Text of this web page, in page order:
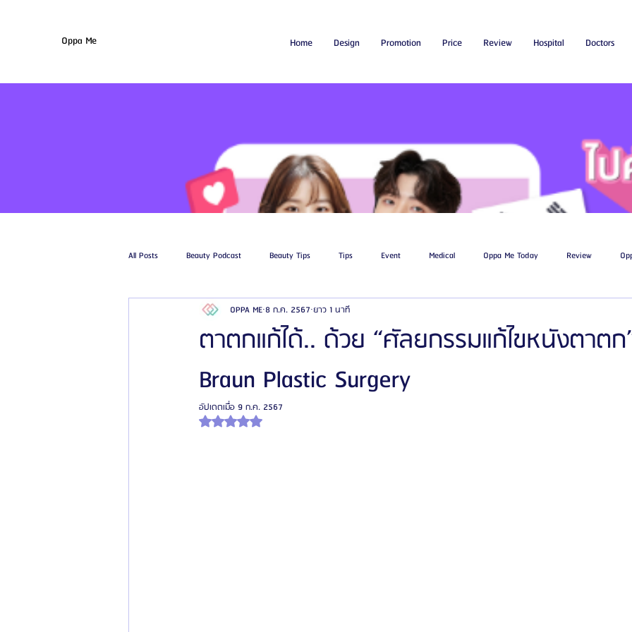
Home Design Promotion Price Review Hospital Doctors
Oppa Me
All Posts Beauty Podcast Beauty Tips Tips Event Medical Oppa Me Today Review
รีวิวศัลยกรรมฉีดไขมัน รีวิวศัลยกรรมดูดไขมัน
โรงพยาบาลศัลยกรรมเฟรช โรงพยาบาลศัลยกรรมจีเอ็นจี
รีวิวศัลยกรรมผู้ชาย โรงพยาบาลศัลยกรรมมาอิน
ตาตกแก้ได้.. ด้วย “ศัลยกรรมแก้ไขหนังตาต
Braun Plastic Surgery
OPPA ME 8 ก.ค. 2567 ยาว 1 นาที
อัปเดตเมื่อ 9 ก.ค. 2567
ได้รับ NaN เต็ม 5 ดาว